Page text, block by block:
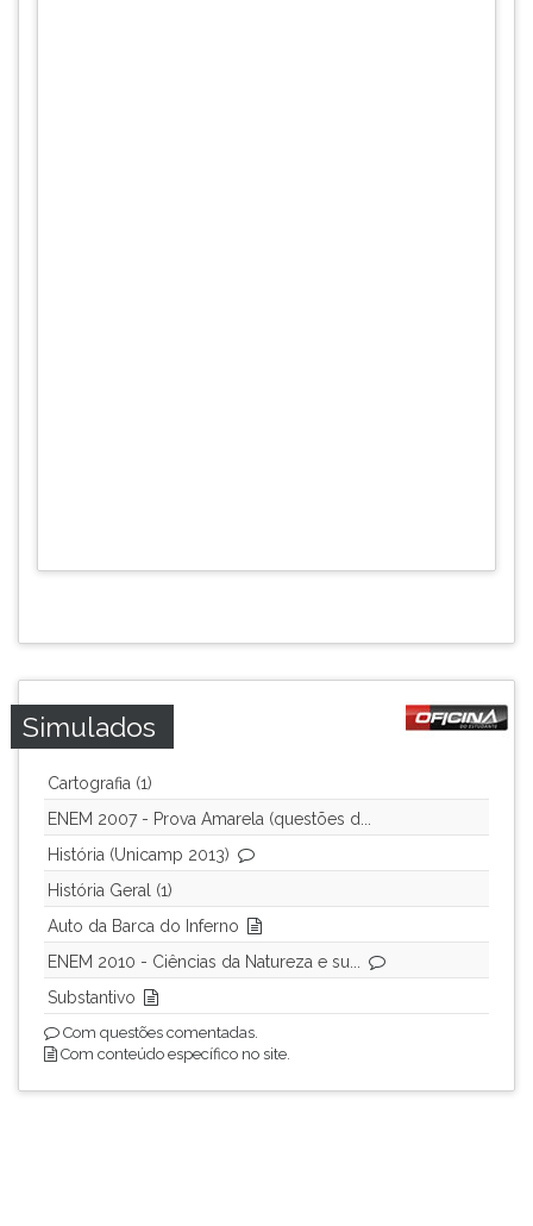
Simulados
Cartografia (1)
ENEM 2007 - Prova Amarela (questões d...
História (Unicamp 2013)
História Geral (1)
Auto da Barca do Inferno
ENEM 2010 - Ciências da Natureza e su...
Substantivo
Com questões comentadas.
Com conteúdo específico no site.